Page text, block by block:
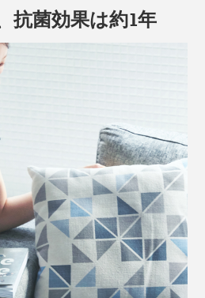
カビ菌やトイレ臭・汗臭の原
してくれる、抗菌コート剤で
は、スプレーしたい場所の汚
としておいてください。
付属のスプレーボトルに注い
から20cmくらい離れたところ
押す
幅を横へ移動する感覚で、
象物の全面に掛ける
、ラグ
水口、三角コーナー
ー、レンジフード
ルや目地
品
、シーツ
ツ、スニーカー
ット
いぐるみ
テレビリモコン
ハンドル
抗菌効果は約1年